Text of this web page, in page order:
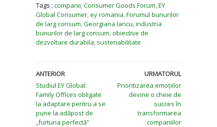
Tags :companii Consumer Goods Forum EY
Global Consumer ey romania Forumul bunurilor
de larg consum Georgiana Iancu industria
bunurilor de larg consum obiective de
dezvoltare durabila sustenabilitate
ANTERIOR
Studiul EY Global:
Family Offices obligate
la adaptare pentru a se
pune la adăpost de
„furtuna perfectă”
URMATORUL
Prioritizarea emoțiilor
devine o cheie de
succes în
transformarea
companiilor